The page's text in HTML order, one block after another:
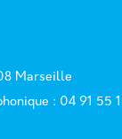
Marseille
: 04 91 55